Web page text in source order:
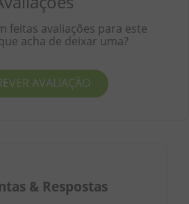
feitas avaliações para este
acha de deixar uma?
AVALIAÇÃO
& Respostas